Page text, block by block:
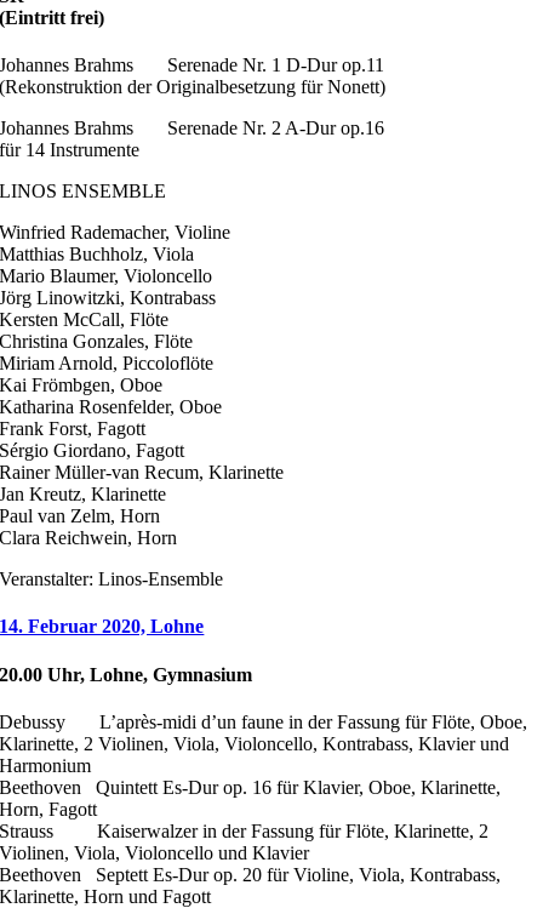
(Eintritt frei)
Johannes Brahms Serenade Nr. 1 D-Dur op.11
(Rekonstruktion der Originalbesetzung für Nonett)
Johannes Brahms Serenade Nr. 2 A-Dur op.16
für 14 Instrumente
LINOS ENSEMBLE
Winfried Rademacher, Violine
Matthias Buchholz, Viola
Mario Blaumer, Violoncello
Jörg Linowitzki, Kontrabass
Kersten McCall, Flöte
Christina Gonzales, Flöte
Miriam Arnold, Piccoloflöte
Kai Frömbgen, Oboe
Katharina Rosenfelder, Oboe
Frank Forst, Fagott
Sérgio Giordano, Fagott
Rainer Müller-van Recum, Klarinette
Jan Kreutz, Klarinette
Paul van Zelm, Horn
Clara Reichwein, Horn
Veranstalter: Linos-Ensemble
14. Februar 2020, Lohne
20.00 Uhr, Lohne, Gymnasium
Debussy L’après-midi d’un faune in der Fassung für Flöte, Oboe,
Klarinette, 2 Violinen, Viola, Violoncello, Kontrabass, Klavier und
Harmonium
Beethoven Quintett Es-Dur op. 16 für Klavier, Oboe, Klarinette,
Horn, Fagott
Strauss Kaiserwalzer in der Fassung für Flöte, Klarinette, 2
Violinen, Viola, Violoncello und Klavier
Beethoven Septett Es-Dur op. 20 für Violine, Viola, Kontrabass,
Klarinette, Horn und Fagott